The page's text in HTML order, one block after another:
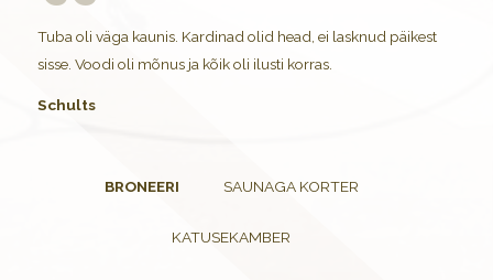
Tuba oli väga kaunis. Kardinad olid head, ei lasknud päikest
sisse. Voodi oli mõnus ja kõik oli ilusti korras.
Schults
BRONEERI SAUNAGA KORTER
KATUSEKAMBER